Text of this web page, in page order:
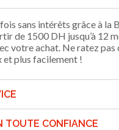
sans intérêts grâce à la
de 1500 DH jusqu’à 12
votre achat. Ne ratez
et plus facilement !
TOUTE CONFIANCE